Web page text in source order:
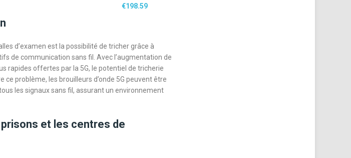
€198.59
d’examen est la possibilité de tricher grâce à
de communication sans fil. Avec l’augmentation de
rapides offertes par la 5G, le potentiel de tricherie
problème, les brouilleurs d’onde 5G peuvent être
les signaux sans fil, assurant un environnement
et les centres de